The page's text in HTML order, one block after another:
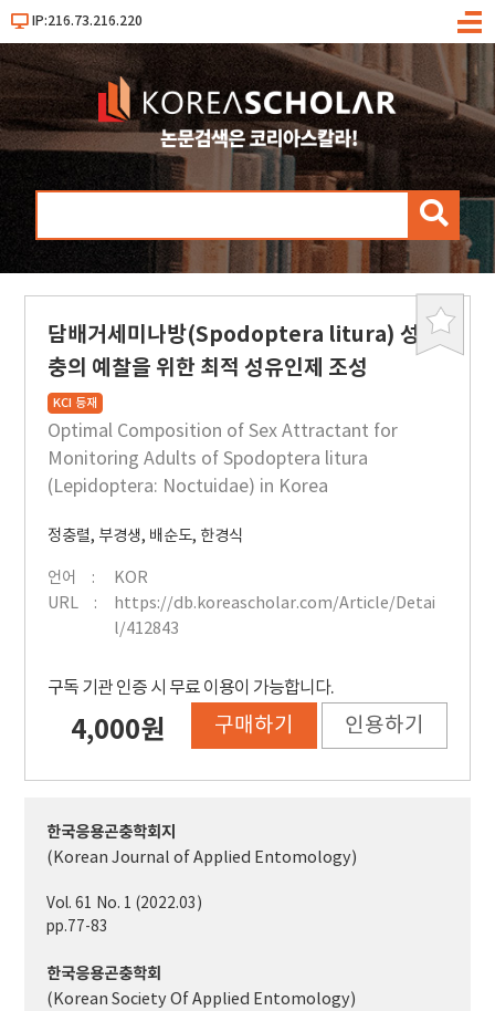
IP:216.73.216.220
메
검
북
담배거세미나방(Spodoptera litura) 성
충의 예찰을 위한 최적 성유인제 조성
KCI 등재
Optimal Composition of Sex Attractant for
Monitoring Adults of Spodoptera litura
(Lepidoptera: Noctuidae) in Korea
정충렬, 부경생, 배순도, 한경식
언어
KOR
URL
https://db.koreascholar.com/Article/Detai
l/412843
구독 기관 인증 시 무료 이용이 가능합니다.
4,000원 구매하기 인용하기
한국응용곤충학회지
(Korean Journal of Applied Entomology)
Vol. 61 No. 1 (2022.03)
pp.77-83
한국응용곤충학회
(Korean Society Of Applied Entomology)